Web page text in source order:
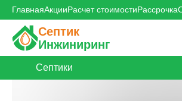
ГлавнаяАкцииРасчет стоимостиРассрочка
Септик
Инжиниринг
Септики